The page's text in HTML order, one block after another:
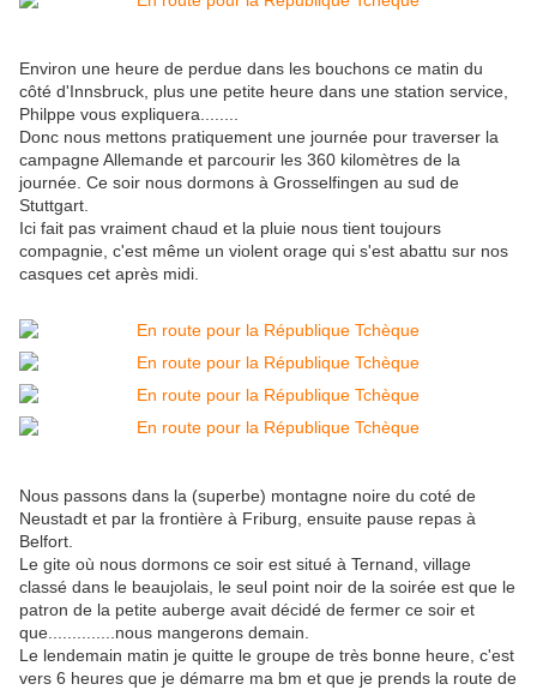
Environ une heure de perdue dans les bouchons ce matin du
côté d'Innsbruck, plus une petite heure dans une station service,
Philppe vous expliquera........
Donc nous mettons pratiquement une journée pour traverser la
campagne Allemande et parcourir les 360 kilomètres de la
journée. Ce soir nous dormons à Grosselfingen au sud de
Stuttgart.
Ici fait pas vraiment chaud et la pluie nous tient toujours
compagnie, c'est même un violent orage qui s'est abattu sur nos
casques cet après midi.
Nous passons dans la (superbe) montagne noire du coté de
Neustadt et par la frontière à Friburg, ensuite pause repas à
Belfort.
Le gite où nous dormons ce soir est situé à Ternand, village
classé dans le beaujolais, le seul point noir de la soirée est que le
patron de la petite auberge avait décidé de fermer ce soir et
que..............nous mangerons demain.
Le lendemain matin je quitte le groupe de très bonne heure, c'est
vers 6 heures que je démarre ma bm et que je prends la route de